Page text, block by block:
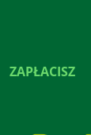
ZAPŁACISZ